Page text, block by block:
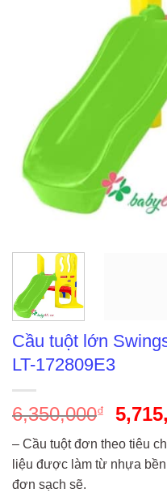
Cầu tuột lớn
LT-172809E3
6,350,000₫
Giá
gốc
là:
– Cầu tuột đơn theo tiêu
liệu được làm từ nhựa
đơn sạch sẽ.